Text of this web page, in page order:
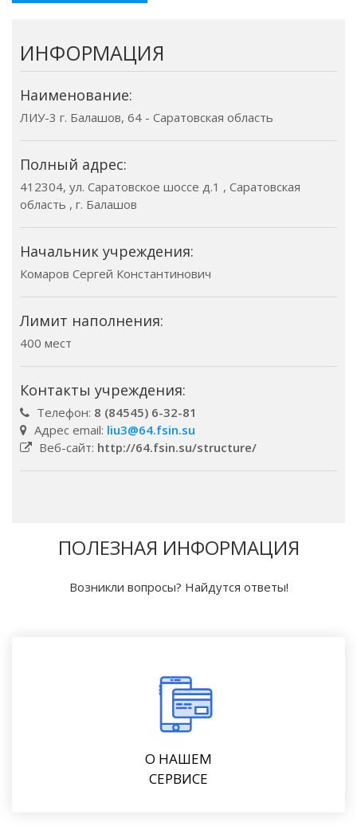
ИНФОРМАЦИЯ
Наименование:
ЛИУ-3 г. Балашов, 64 - Саратовская область
Полный адрес:
412304, ул. Саратовское шоссе д.1 , Саратовская
область , г. Балашов
Начальник учреждения:
Комаров Сергей Константинович
Лимит наполнения:
400 мест
Контакты учреждения:
Телефон: 8 (84545) 6-32-81
Адрес email: liu3@64.fsin.su
Веб-сайт: http://64.fsin.su/structure/
ПОЛЕЗНАЯ ИНФОРМАЦИЯ
Возникли вопросы? Найдутся ответы!
О НАШЕМ
СЕРВИСЕ